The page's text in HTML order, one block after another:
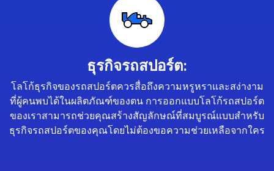
ธุรกิจรถสปอร์ต:
โลโก้ธุรกิจของรถสปอร์ตควรสื่อถึงความหรูหราและสง่างาม
ที่ผู้คนพบได้ในผลิตภัณฑ์ของตน การออกแบบโลโก้รถสปอร์ต
ของเราสามารถช่วยคุณสร้างสัญลักษณ์ที่สมบูรณ์แบบสำหรับ
ธุรกิจรถสปอร์ตของคุณโดยไม่ต้องขอความช่วยเหลือจากใคร